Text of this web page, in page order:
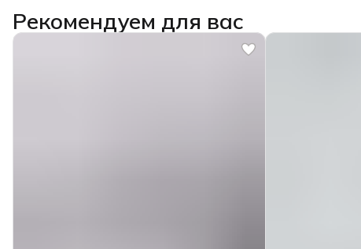
Рекомендуем для вас